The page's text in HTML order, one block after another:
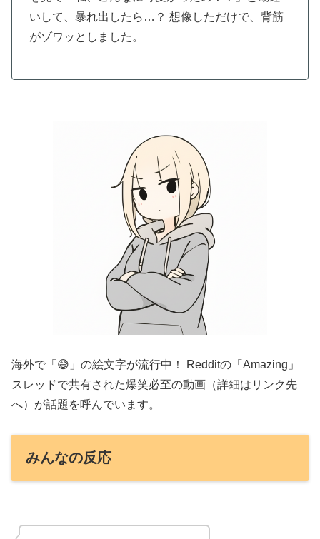
いして、暴れ出したら…？ 想像しただけで、背筋
がゾワッとしました。
海外で「😅」の絵文字が流行中！ Redditの「Amazing」
スレッドで共有された爆笑必至の動画（詳細はリンク先
へ）が話題を呼んでいます。
みんなの反応